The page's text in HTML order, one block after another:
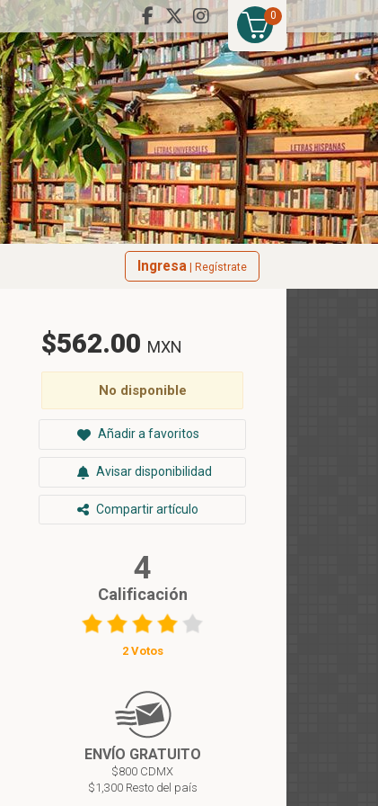
0
Ingresa | Regístrate
$562.00 MXN
No disponible
Añadir a favoritos
Avisar disponibilidad
Compartir artículo
4
Calificación
2 Votos
ENVÍO GRATUITO
$800 CDMX
$1,300 Resto del país